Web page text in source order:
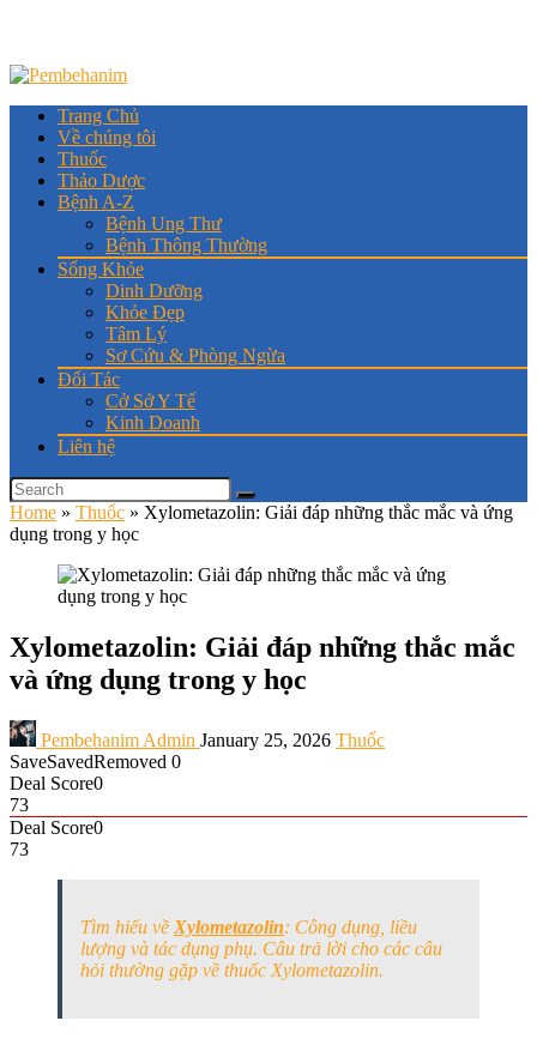
Trang Chủ
Về chúng tôi
Thuốc
Thảo Dược
Bệnh A-Z
Bệnh Ung Thư
Bệnh Thông Thường
Sống Khỏe
Dinh Dưỡng
Khỏe Đẹp
Tâm Lý
Sơ Cứu & Phòng Ngừa
Đối Tác
Cở Sở Y Tế
Kinh Doanh
Liên hệ
Home » Thuốc » Xylometazolin: Giải đáp những thắc mắc và ứng
dụng trong y học
Xylometazolin: Giải đáp những thắc mắc
và ứng dụng trong y học
Pembehanim Admin January 25, 2026 Thuốc
SaveSavedRemoved 0
Deal Score0
73
Deal Score0
73
Tìm hiểu về Xylometazolin: Công dụng, liều
lượng và tác dụng phụ. Câu trả lời cho các câu
hỏi thường gặp về thuốc Xylometazolin.